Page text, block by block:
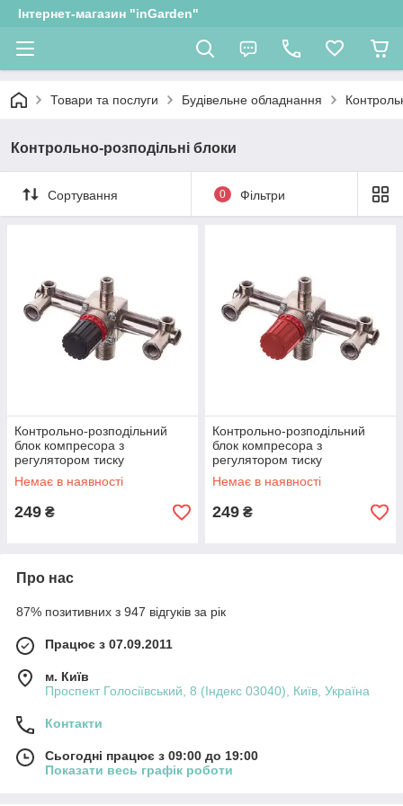
Інтернет-магазин "inGarden"
Товари та послуги Будівельне обладнання
Контрольно-розподільні блоки
Сортування 0 Фільтри
Контрольно-розподільний
блок компресора з
регулятором тиску
INTERTOOL PT-9091
Немає в наявності
249 ₴
Контрольно-розподільний
блок компресора з
регулятором тиску
INTERTOOL PT-9092
Немає в наявності
249 ₴
Про нас
87% позитивних з 947 відгуків за рік
Працює з 07.09.2011
м. Київ
Проспект Голосіївський, 8 (Індекс 03040), Київ, Україна
Контакти
Сьогодні працює з 09:00 до 19:00
Показати весь графік роботи